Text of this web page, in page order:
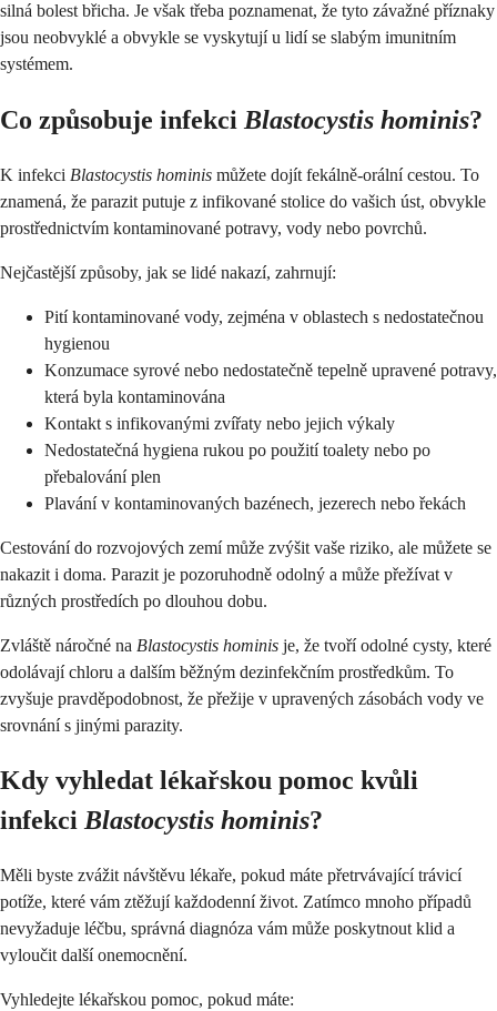
silná bolest břicha. Je však třeba poznamenat, že tyto závažné příznaky
jsou neobvyklé a obvykle se vyskytují u lidí se slabým imunitním
systémem.
Co způsobuje infekci Blastocystis hominis?
K infekci Blastocystis hominis můžete dojít fekálně-orální cestou. To
znamená, že parazit putuje z infikované stolice do vašich úst, obvykle
prostřednictvím kontaminované potravy, vody nebo povrchů.
Nejčastější způsoby, jak se lidé nakazí, zahrnují:
Pití kontaminované vody, zejména v oblastech s nedostatečnou
hygienou
Konzumace syrové nebo nedostatečně tepelně upravené potravy,
která byla kontaminována
Kontakt s infikovanými zvířaty nebo jejich výkaly
Nedostatečná hygiena rukou po použití toalety nebo po
přebalování plen
Plavání v kontaminovaných bazénech, jezerech nebo řekách
Cestování do rozvojových zemí může zvýšit vaše riziko, ale můžete se
nakazit i doma. Parazit je pozoruhodně odolný a může přežívat v
různých prostředích po dlouhou dobu.
Zvláště náročné na Blastocystis hominis je, že tvoří odolné cysty, které
odolávají chloru a dalším běžným dezinfekčním prostředkům. To
zvyšuje pravděpodobnost, že přežije v upravených zásobách vody ve
srovnání s jinými parazity.
Kdy vyhledat lékařskou pomoc kvůli
infekciBlastocystis hominis?
Měli byste zvážit návštěvu lékaře, pokud máte přetrvávající trávicí
potíže, které vám ztěžují každodenní život. Zatímco mnoho případů
nevyžaduje léčbu, správná diagnóza vám může poskytnout klid a
vyloučit další onemocnění.
Vyhledejte lékařskou pomoc, pokud máte: